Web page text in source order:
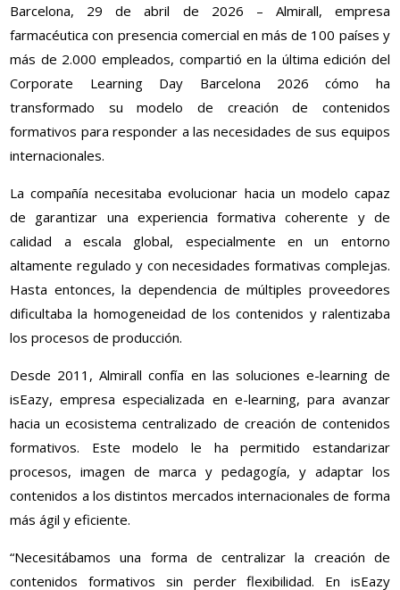
Barcelona, 29 de abril de 2026 – Almirall, empresa
farmacéutica con presencia comercial en más de 100 países y
más de 2.000 empleados, compartió en la última edición del
Corporate Learning Day Barcelona 2026 cómo ha
transformado su modelo de creación de contenidos
formativos para responder a las necesidades de sus equipos
internacionales.
La compañía necesitaba evolucionar hacia un modelo capaz
de garantizar una experiencia formativa coherente y de
calidad a escala global, especialmente en un entorno
altamente regulado y con necesidades formativas complejas.
Hasta entonces, la dependencia de múltiples proveedores
dificultaba la homogeneidad de los contenidos y ralentizaba
los procesos de producción.
Desde 2011, Almirall confía en las soluciones e-learning de
isEazy, empresa especializada en e-learning, para avanzar
hacia un ecosistema centralizado de creación de contenidos
formativos. Este modelo le ha permitido estandarizar
procesos, imagen de marca y pedagogía, y adaptar los
contenidos a los distintos mercados internacionales de forma
más ágil y eficiente.
“Necesitábamos una forma de centralizar la creación de
contenidos formativos sin perder flexibilidad. En isEazy